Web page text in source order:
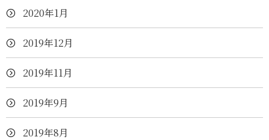
2020年1月
2019年12月
2019年11月
2019年9月
2019年8月